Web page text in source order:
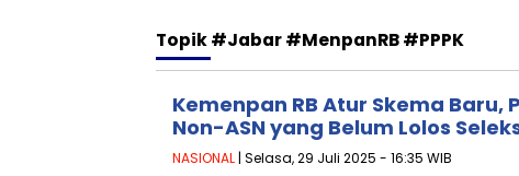
Topik#jabar #menpanRB #PPPK
Kemenpan RB Atur Skema Baru,
Non-ASN yang Belum Lolos
NASIONAL | Selasa, 29 Juli 2025 - 16:35 WIB